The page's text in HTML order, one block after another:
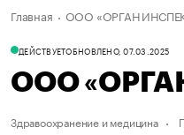
валюты
Главная ООО «ОРГАН
ДЕЙСТВУЕТОБНОВЛЕНО, 07.03.2025
ООО
Здравоохранение и медицина